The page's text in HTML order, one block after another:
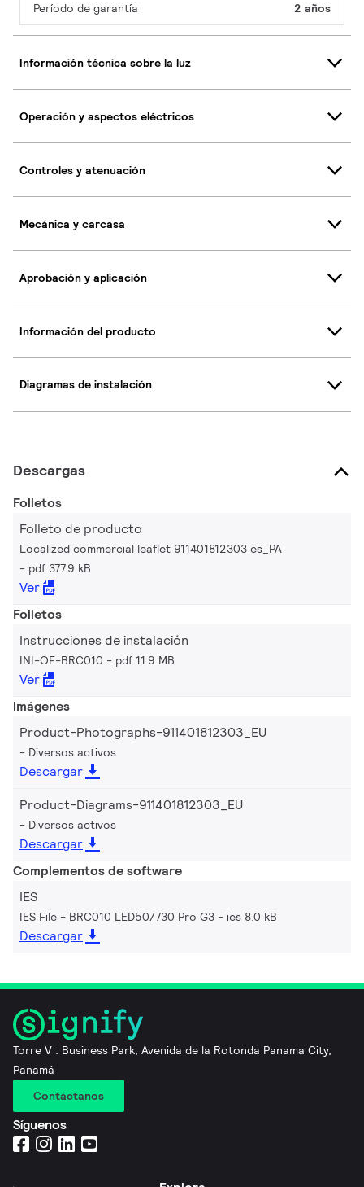
Período de garantía 2 años
Información técnica sobre la luz
Operación y aspectos eléctricos
Controles y atenuación
Mecánica y carcasa
Aprobación y aplicación
Información del producto
Diagramas de instalación
Descargas
Folletos
Folleto de producto
Localized commercial leaflet 911401812303 es_PA
pdf 377.9 kB
Ver
Folletos
Instrucciones de instalación
INI-OF-BRC010 pdf 11.9 MB
Ver
Imágenes
Product-Photographs-911401812303_EU
Diversos activos
Descargar
Product-Diagrams-911401812303_EU
Diversos activos
Descargar
Complementos de software
IES
IES File - BRC010 LED50/730 Pro G3 ies 8.0 kB
Descargar
Torre V : Business Park, Avenida de la Rotonda Panama City,
Panamá
Contáctanos
Síguenos